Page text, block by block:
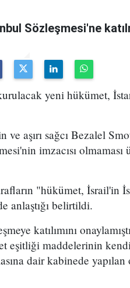
Sözleşmesi'ne
yeni hükümet,
ve aşırı sağcı Bezalel
imzacısı olmaması
"hükümet, İsrail'in
anlaştığı belirtildi.
katılımını
eşitliği maddelerinin
dair kabinede